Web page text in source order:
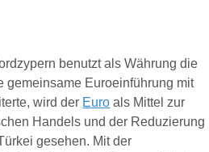
benutzt als Währung die
gemeinsame Euroeinführung mit
wird der Euro als Mittel zur
Handels und der Reduzierung
gesehen. Mit der